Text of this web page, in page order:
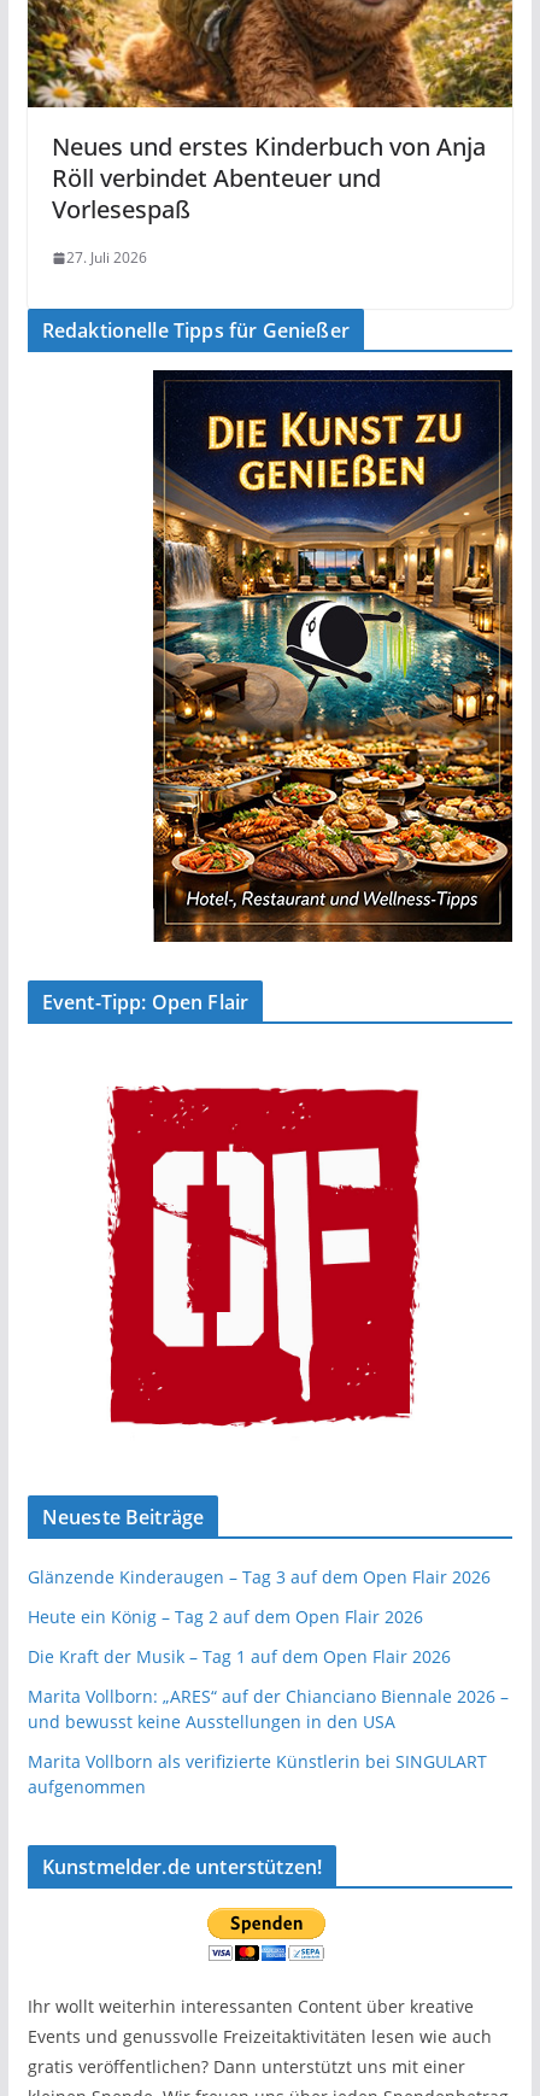
Neues und erstes Kinderbuch von Anja
Röll verbindet Abenteuer und
Vorlesespaß
27. Juli 2026
Redaktionelle Tipps für Genießer
Event-Tipp: Open Flair
Neueste Beiträge
Glänzende Kinderaugen – Tag 3 auf dem Open Flair 2026
Heute ein König – Tag 2 auf dem Open Flair 2026
Die Kraft der Musik – Tag 1 auf dem Open Flair 2026
Marita Vollborn: „ARES“ auf der Chianciano Biennale 2026 –
und bewusst keine Ausstellungen in den USA
Marita Vollborn als verifizierte Künstlerin bei SINGULART
aufgenommen
Kunstmelder.de unterstützen!
Ihr wollt weiterhin interessanten Content über kreative
Events und genussvolle Freizeitaktivitäten lesen wie auch
gratis veröffentlichen? Dann unterstützt uns mit einer